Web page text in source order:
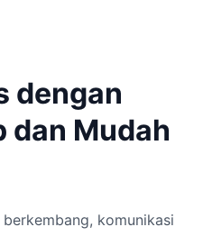
dengan
dan Mudah
komunikasi